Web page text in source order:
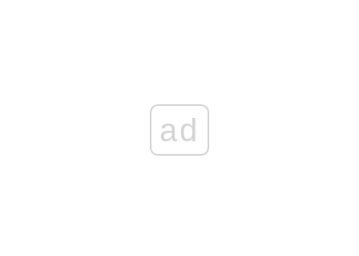
ad